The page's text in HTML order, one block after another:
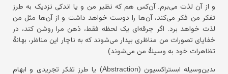
و از آن لذت می‌برم. آن‌کس هم که نظیر من و یا اندکی نزدیک به طرز
تفکر من فکر می‌کند، آن‌ها را دوست خواهد داشت و از آن‌ها مثل من
لذت خواهد برد. اگر جرقه‌ای یک لحظه فقط، ذهن مرا روشن کند، در
خفایای تصورات من مناظری بیدار می‌شوند که به ناچار این مناظر، بهانهٔ
تظاهرات خود به وسیلهٔ من می‌شوند)
بدین‌وسیله ابستراکسیون (Abstraction) یا طرز تفکر تجریدی و ابهام